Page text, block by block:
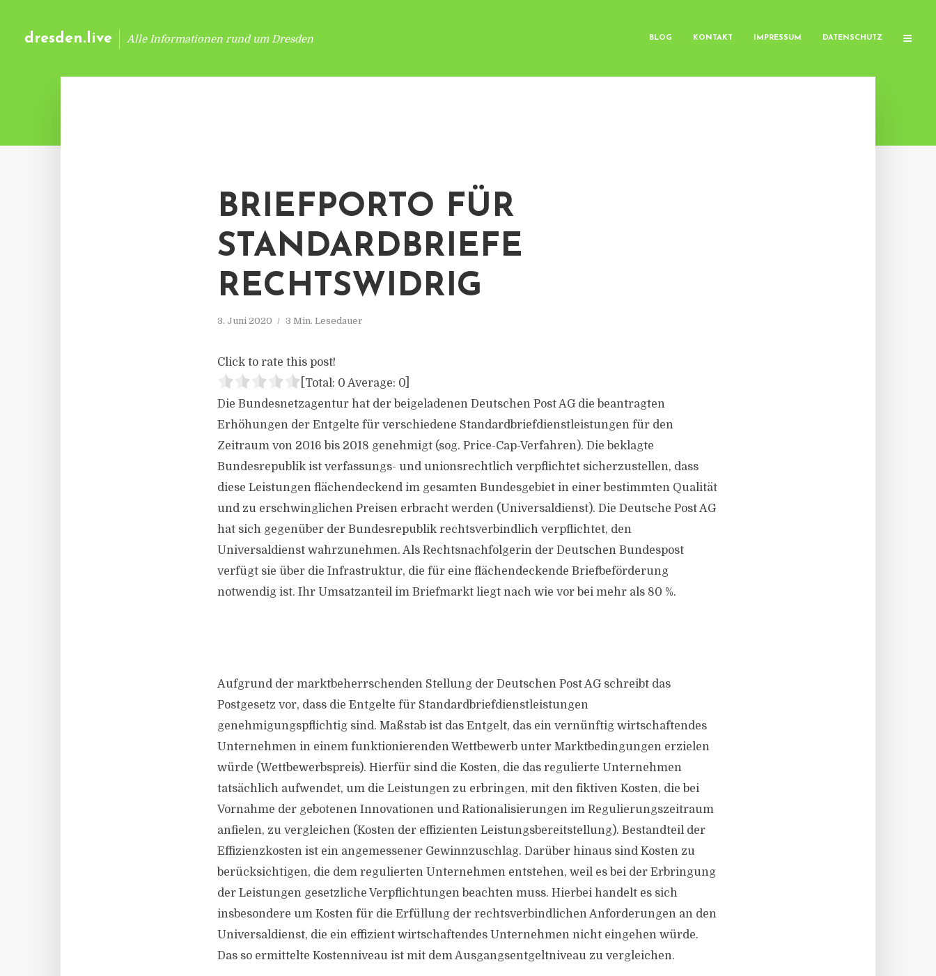
dresden.live Alle Informationen rund um Dresden BLOG KONTAKT IMPRESSUM DATENSCHUTZ
BRIEFPORTO FÜR
STANDARDBRIEFE
RECHTSWIDRIG
3. Juni 2020 3 Min. Lesedauer
Click to rate this post!
[Total: 0 Average: 0
Die Bundesnetzagentur hat der beigeladenen Deutschen Post AG die beantragten
Erhöhungen der Entgelte für verschiedene Standardbriefdienstleistungen für den
Zeitraum von 2016 bis 2018 genehmigt (sog. Price-Cap-Verfahren). Die beklagte
Bundesrepublik ist verfassungs- und unionsrechtlich verpflichtet sicherzustellen, dass
diese Leistungen flächendeckend im gesamten Bundesgebiet in einer bestimmten Qualität
und zu erschwinglichen Preisen erbracht werden (Universaldienst). Die Deutsche Post AG
hat sich gegenüber der Bundesrepublik rechtsverbindlich verpflichtet, den
Universaldienst wahrzunehmen. Als Rechtsnachfolgerin der Deutschen Bundespost
verfügt sie über die Infrastruktur, die für eine flächendeckende Briefbeförderung
notwendig ist. Ihr Umsatzanteil im Briefmarkt liegt nach wie vor bei mehr als 80 %.
Aufgrund der marktbeherrschenden Stellung der Deutschen Post AG schreibt das
Postgesetz vor, dass die Entgelte für Standardbriefdienstleistungen
genehmigungspflichtig sind. Maßstab ist das Entgelt, das ein vernünftig wirtschaftendes
Unternehmen in einem funktionierenden Wettbewerb unter Marktbedingungen erzielen
würde (Wettbewerbspreis). Hierfür sind die Kosten, die das regulierte Unternehmen
tatsächlich aufwendet, um die Leistungen zu erbringen, mit den fiktiven Kosten, die bei
Vornahme der gebotenen Innovationen und Rationalisierungen im Regulierungszeitraum
anfielen, zu vergleichen (Kosten der effizienten Leistungsbereitstellung). Bestandteil der
Effizienzkosten ist ein angemessener Gewinnzuschlag. Darüber hinaus sind Kosten zu
berücksichtigen, die dem regulierten Unternehmen entstehen, weil es bei der Erbringung
der Leistungen gesetzliche Verpflichtungen beachten muss. Hierbei handelt es sich
insbesondere um Kosten für die Erfüllung der rechtsverbindlichen Anforderungen an den
Universaldienst, die ein effizient wirtschaftendes Unternehmen nicht eingehen würde.
Das so ermittelte Kostenniveau ist mit dem Ausgangsentgeltniveau zu vergleichen.